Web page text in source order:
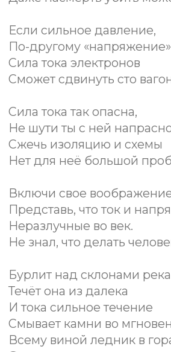
и Диких троп в первую очередь
касается развития практических
программ по радиоэлектронике и
применении знаний и навыков в том
числе в условиях ЧС или дикой
природы. Вне комфортного класса.
Это требует ещё и креативной
и естественные науки, НВП
и самооборона.